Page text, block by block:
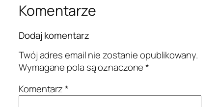
Komentarze
Dodaj komentarz
Twój adres email nie zostanie opublikowany.
Wymagane pola są oznaczone*
Komentarz*